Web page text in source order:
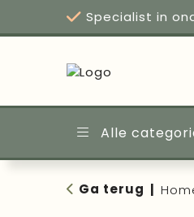
Specialist in
Alle
Ga terug